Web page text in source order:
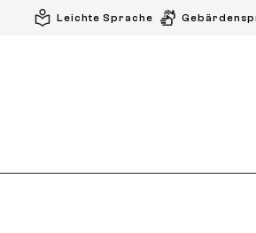
Leichte Sprache